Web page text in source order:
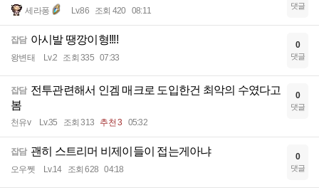
세라퐁 Lv.86 조회 420 08:11 댓글
잡담 아시발 땡깡이형!!!!
왕변태 Lv.2 조회 335 07:33
0
댓글
잡담 전투관련해서 인겜 매크로 도입한건 최악의 수였다고
봄
천유v Lv.35 조회 313 추천 3 05:32
0
댓글
잡담 괜히 스트리머 비제이들이 접는게아냐
오우쩻 Lv.14 조회 628 04:18
0
댓글